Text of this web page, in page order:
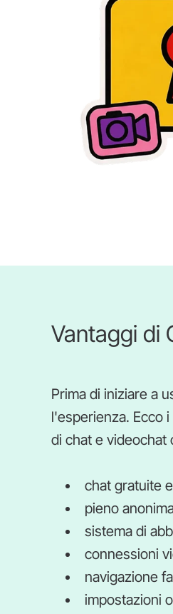
Vantaggi di
Prima di iniziare a
l'esperienza. Ecco
di chat e videochat
chat gratuite
pieno
sistema di
connessioni
navigazione
impostazioni